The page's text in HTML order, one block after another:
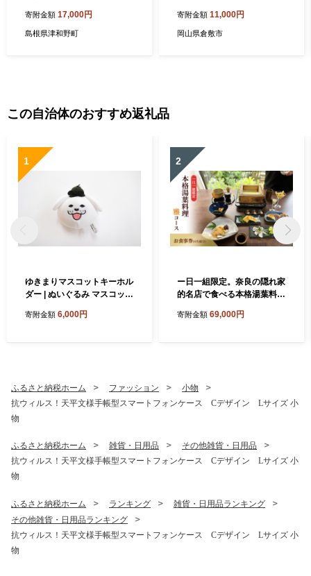
寄附金額 17,000円
島根県津和野町
ース ガラスケース スマホ ス
マートフォン アイフォン ス
寄附金額 11,000円
岡山県倉敷市
この自治体のおすすめ返礼品
1
ゆきまりマスコットキーホル
ダー | ぬいぐるみ マスコット
雑貨 王寺町 奈良県
寄附金額 6,000円
2
ー日一組限定。奈良の隠れ家
的名店で食べる本格湯葉料理
分) チケット
寄附金額 69,000円
ふるさと納税ホーム ファッション
小物
抗ウィルス！天平文様手帳型スマートフォンケース Cデザイン Lサイズ 小
物
ふるさと納税ホーム 雑貨・日用品
その他雑貨・日用品
抗ウィルス！天平文様手帳型スマートフォンケース Cデザイン Lサイズ 小
物
ふるさと納税ホーム ランキング
雑貨・日用品ランキング
その他雑貨・日用品ランキング
抗ウィルス！天平文様手帳型スマートフォンケース Cデザイン Lサイズ 小
物